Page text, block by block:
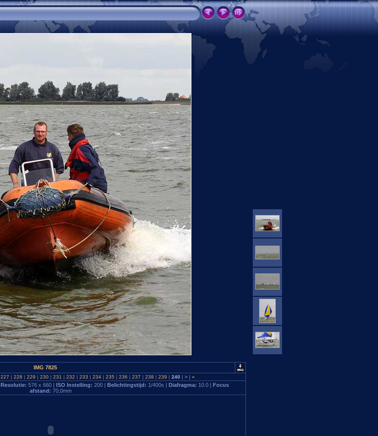
IMG 7825
227 | 228 | 229 | 230 | 231 | 232 | 233 | 234 | 235 | 236 | 237 | 238 | 239 | 240 | > | »
Resolutie: 576 x 660 | ISO Instelling: 200 | Belichtingstijd: 1/400s | Diafragma: 10.0 | Focus
afstand: 70,0mm